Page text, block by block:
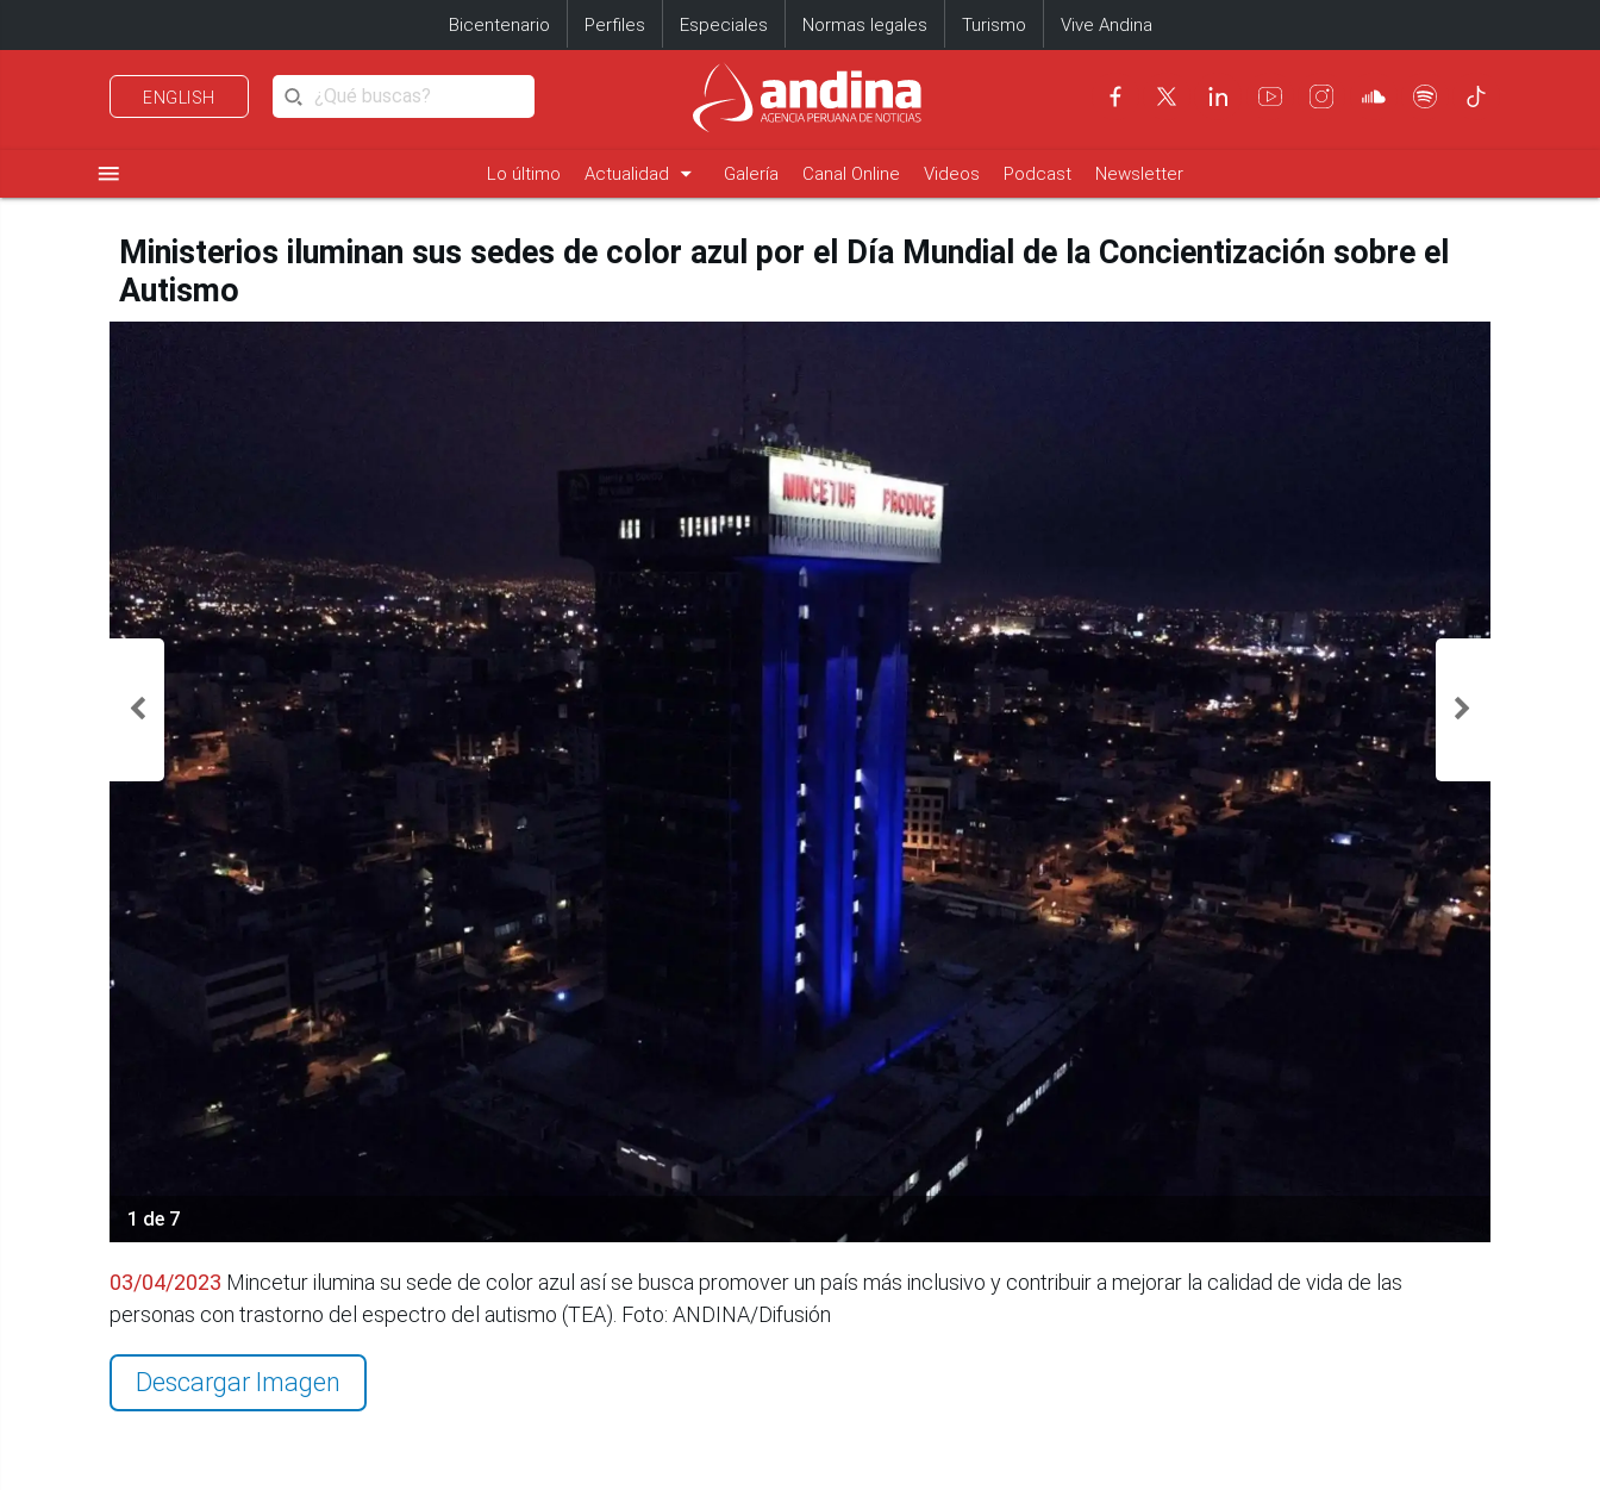
Bicentenario Perfiles Especiales Normas legales Turismo Vive Andina
ENGLISH
menu Lo último Actualidad arrow_drop_down Galería Canal Online Videos Podcast Newsletter
Ministerios iluminan sus sedes de color azul por el Día Mundial de la Concientización sobre el
Autismo
1 de 7
03/04/2023 Mincetur ilumina su sede de color azul así se busca promover un país más inclusivo y contribuir a mejorar la calidad de vida de las
personas con trastorno del espectro del autismo (TEA). Foto: ANDINA/Difusión
Descargar Imagen